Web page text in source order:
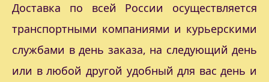
Доставка по всей России осуществляется
транспортными компаниями и курьерскими
службами в день заказа, на следующий день
или в любой другой удобный для вас день и